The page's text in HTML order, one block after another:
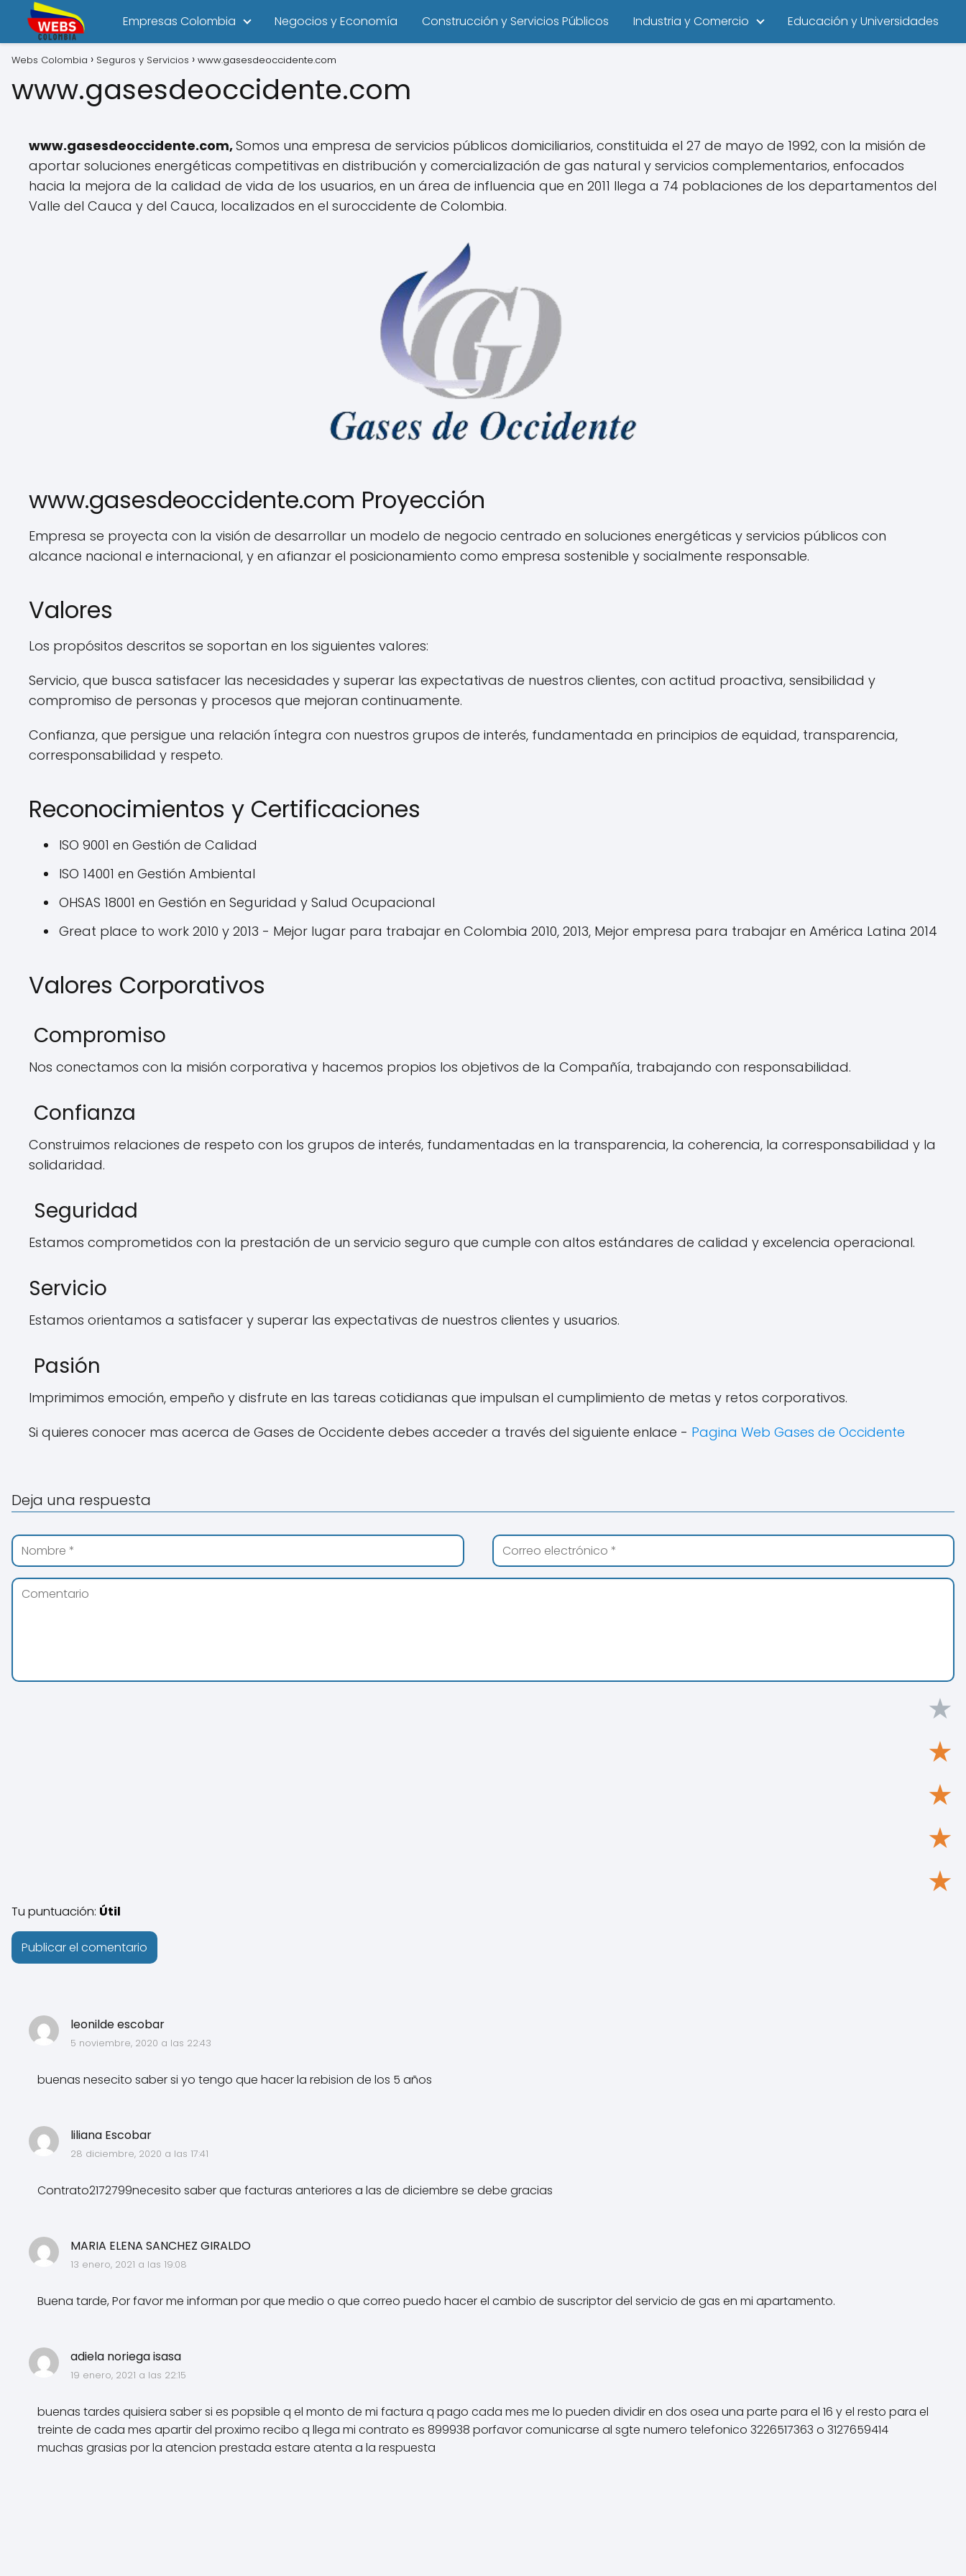
Empresas Colombia Negocios y Economía Construcción y Servicios Públicos Industria y Comercio Educación y Universidades
Webs Colombia Seguros y Servicios www.gasesdeoccidente.com
www.gasesdeoccidente.com
www.gasesdeoccidente.com,Somos una empresa de servicios públicos domiciliarios, constituida el 27 de mayo de 1992, con la misión de
aportar soluciones energéticas competitivas en distribución y comercialización de gas natural y servicios complementarios, enfocados
hacia la mejora de la calidad de vida de los usuarios, en un área de influencia que en 2011 llega a 74 poblaciones de los departamentos del
Valle del Cauca y del Cauca, localizados en el suroccidente de Colombia.
www.gasesdeoccidente.com Proyección
Empresa se proyecta con la visión de desarrollar un modelo de negocio centrado en soluciones energéticas y servicios públicos con
alcance nacional e internacional, y en afianzar el posicionamiento como empresa sostenible y socialmente responsable.
Valores
Los propósitos descritos se soportan en los siguientes valores:
Servicio, que busca satisfacer las necesidades y superar las expectativas de nuestros clientes, con actitud proactiva, sensibilidad y
compromiso de personas y procesos que mejoran continuamente.
Confianza, que persigue una relación íntegra con nuestros grupos de interés, fundamentada en principios de equidad, transparencia,
corresponsabilidad y respeto.
Reconocimientos y Certificaciones
ISO 9001 en Gestión de Calidad
ISO 14001 en Gestión Ambiental
OHSAS 18001 en Gestión en Seguridad y Salud Ocupacional
Great place to work 2010 y 2013 - Mejor lugar para trabajar en Colombia 2010, 2013, Mejor empresa para trabajar en América Latina 2014
Valores Corporativos
Compromiso
Nos conectamos con la misión corporativa y hacemos propios los objetivos de la Compañía, trabajando con responsabilidad.
Confianza
Construimos relaciones de respeto con los grupos de interés, fundamentadas en la transparencia, la coherencia, la corresponsabilidad y la
solidaridad.
Seguridad
Estamos comprometidos con la prestación de un servicio seguro que cumple con altos estándares de calidad y excelencia operacional.
Servicio
Estamos orientamos a satisfacer y superar las expectativas de nuestros clientes y usuarios.
Pasión
Imprimimos emoción, empeño y disfrute en las tareas cotidianas que impulsan el cumplimiento de metas y retos corporativos.
Si quieres conocer mas acerca de Gases de Occidente debes acceder a través del siguiente enlace - Pagina Web Gases de Occidente
leonilde escobar
5 noviembre, 2020 a las 22:43
buenas nesecito saber si yo tengo que hacer la rebision de los 5 años
liliana Escobar
28 diciembre, 2020 a las 17:41
Contrato2172799necesito saber que facturas anteriores a las de diciembre se debe gracias
MARIA ELENA SANCHEZ GIRALDO
13 enero, 2021 a las 19:08
Buena tarde, Por favor me informan por que medio o que correo puedo hacer el cambio de suscriptor del servicio de gas en mi apartamento.
adiela noriega isasa
19 enero, 2021 a las 22:15
buenas tardes quisiera saber si es popsible q el monto de mi factura q pago cada mes me lo pueden dividir en dos osea una parte para el 16 y el resto para el
treinte de cada mes apartir del proximo recibo q llega mi contrato es 899938 porfavor comunicarse al sgte numero telefonico 3226517363 o 3127659414
muchas grasias por la atencion prestada estare atenta a la respuesta
Deja una respuesta
★
★
★
★
★
Tu puntuación: Útil